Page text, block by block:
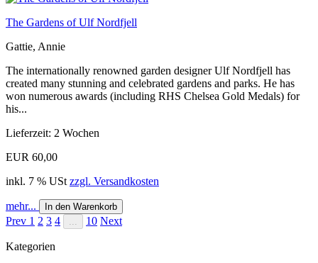
The Gardens of Ulf Nordfjell
Gattie, Annie
The internationally renowned garden designer Ulf Nordfjell has
created many stunning and celebrated gardens and parks. He has
won numerous awards (including RHS Chelsea Gold Medals) for
his...
Lieferzeit: 2 Wochen
EUR 60,00
inkl. 7 % USt zzgl. Versandkosten
mehr... In den Warenkorb
Prev 1 2 3 4 10 Next
Kategorien